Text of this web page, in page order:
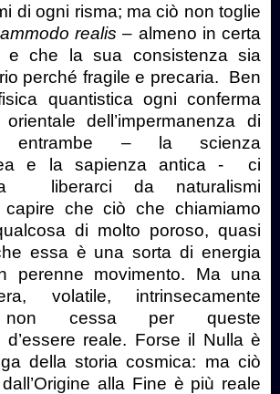
di ogni risma; ma ciò non toglie
realis – almeno in certa
e che la sua consistenza sia
perché fragile e precaria.
Ben
quantistica ogni conferma
orientale dell’impermanenza di
entrambe – la scienza
e la sapienza antica -
ci
a
liberarci da naturalismi
che ciò che chiamiamo
di molto poroso, quasi
essa è una sorta di energia
perenne movimento. Ma una
volatile, intrinsecamente
non cessa per queste
d’essere reale. Forse il Nulla è
della storia cosmica: ma ciò
alla Fine è più reale